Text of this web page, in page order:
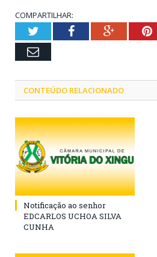
COMPARTILHAR:
TwitterFacebookGoogle+
Email
CONTEÚDO RELACIONADO
Notificação ao senhor
EDCARLOS UCHOA SILVA
CUNHA